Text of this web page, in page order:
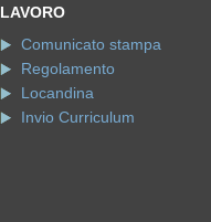
LAVORO
Comunicato stampa
Regolamento
Locandina
Invio Curriculum